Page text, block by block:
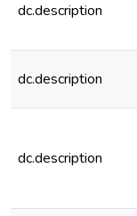
dc.description
dc.description
dc.description